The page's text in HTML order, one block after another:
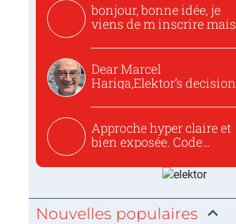
bonjour, bonne idée, je
viens de m inscrire mais
Dear Marcel
Hariga,Elektor’s decision
Approche hyper claire et
bien exposée. Code
Nouvelles populaires